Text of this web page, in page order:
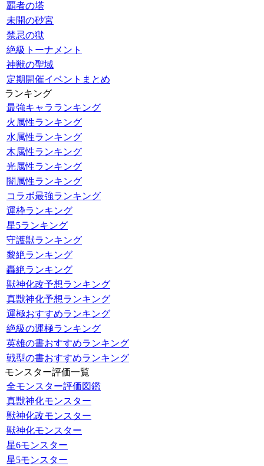
覇者の塔
未開の砂宮
禁忌の獄
絶級トーナメント
神獣の聖域
定期開催イベントまとめ
ランキング
最強キャラランキング
火属性ランキング
水属性ランキング
木属性ランキング
光属性ランキング
闇属性ランキング
コラボ最強ランキング
運枠ランキング
星5ランキング
守護獣ランキング
黎絶ランキング
轟絶ランキング
獣神化改予想ランキング
真獣神化予想ランキング
運極おすすめランキング
絶級の運極ランキング
英雄の書おすすめランキング
戦型の書おすすめランキング
モンスター評価一覧
全モンスター評価図鑑
真獣神化モンスター
獣神化改モンスター
獣神化モンスター
星6モンスター
星5モンスター